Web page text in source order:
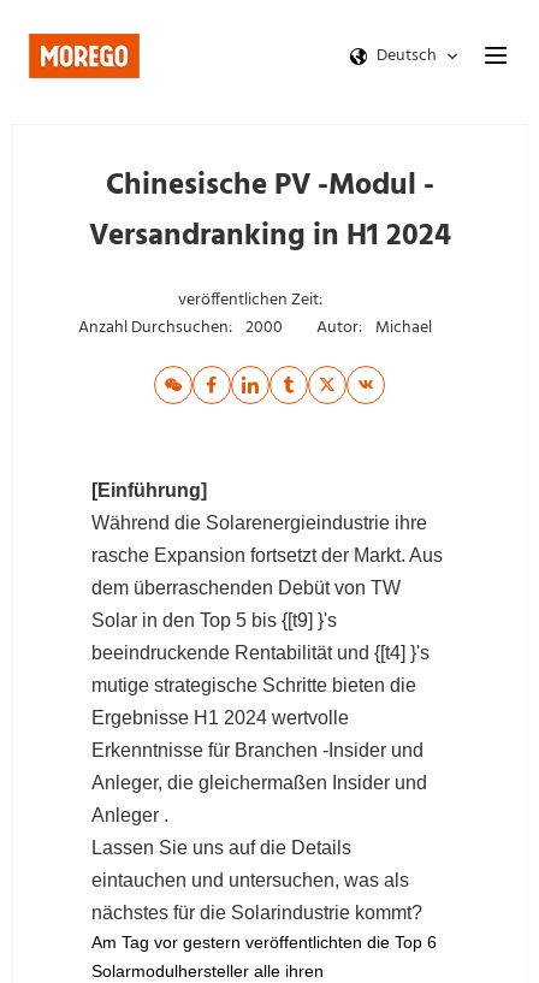
Deutsch
Chinesische PV -Modul -
Versandranking in H1 2024
veröffentlichen Zeit:
Anzahl Durchsuchen: 2000 Autor: Michael
[Einführung]
Während die Solarenergieindustrie ihre
rasche Expansion fortsetzt der Markt. Aus
dem überraschenden Debüt von TW
Solar in den Top 5 bis {[t9] }'s
beeindruckende Rentabilität und {[t4] }'s
mutige strategische Schritte bieten die
Ergebnisse H1 2024 wertvolle
Erkenntnisse für Branchen -Insider und
Anleger, die gleichermaßen Insider und
Anleger .
Lassen Sie uns auf die Details
eintauchen und untersuchen, was als
nächstes für die Solarindustrie kommt?
Am Tag vor gestern veröffentlichten die Top 6
Solarmodulhersteller alle ihren